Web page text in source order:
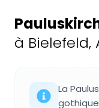
à Bielefeld,
La